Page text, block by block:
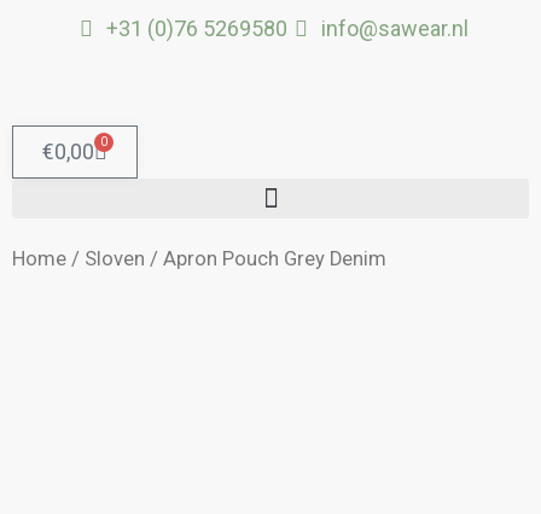
+31 (0)76 5269580 info@sawear.nl
€0,00 0
Winkelwagen
Home / Sloven / Apron Pouch Grey Denim